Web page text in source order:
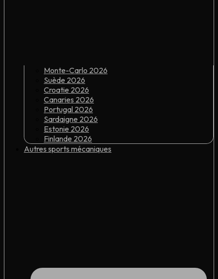
Monte-Carlo 2026
Suède 2026
Croatie 2026
Canaries 2026
Portugal 2026
Sardaigne 2026
Estonie 2026
Finlande 2026
Autres sports mécaniques